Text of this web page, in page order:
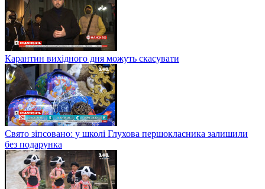
Карантин вихідного дня можуть скасувати
Свято зіпсовано: у школі Глухова першокласника залишили
без подарунка